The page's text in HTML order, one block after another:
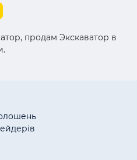
продам Экскаватор в